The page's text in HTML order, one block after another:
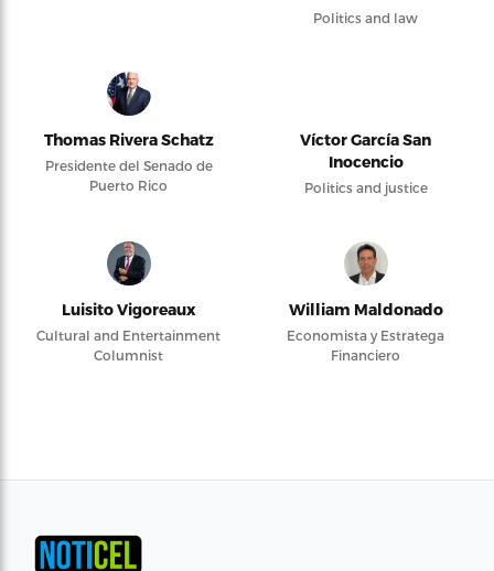
Politics and law
Thomas Rivera Schatz
Presidente del Senado de
Puerto Rico
Víctor García San
Inocencio
Politics and justice
Luisito Vigoreaux
Cultural and Entertainment
Columnist
William Maldonado
Economista y Estratega
Financiero